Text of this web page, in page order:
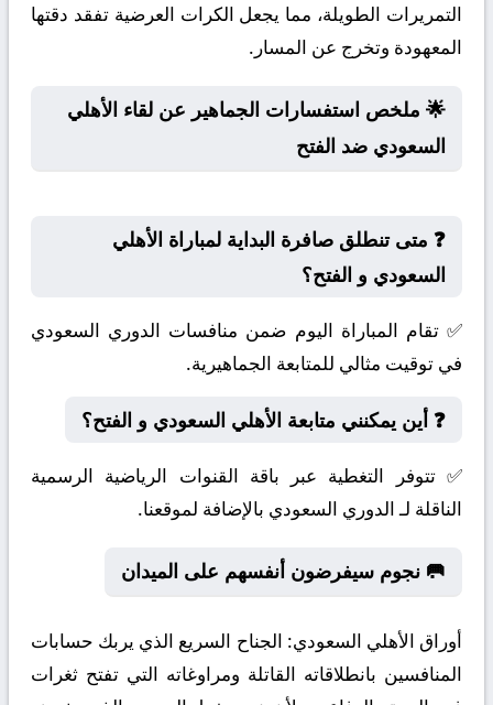
التمريرات الطويلة، مما يجعل الكرات العرضية تفقد دقتها
المعهودة وتخرج عن المسار.
🌟 ملخص استفسارات الجماهير عن لقاء الأهلي
السعودي ضد الفتح
❓ متى تنطلق صافرة البداية لمباراة الأهلي
السعودي و الفتح؟
✅ تقام المباراة اليوم ضمن منافسات الدوري السعودي
في توقيت مثالي للمتابعة الجماهيرية.
❓ أين يمكنني متابعة الأهلي السعودي و الفتح؟
✅ تتوفر التغطية عبر باقة القنوات الرياضية الرسمية
الناقلة لـ الدوري السعودي بالإضافة لموقعنا.
🥅 نجوم سيفرضون أنفسهم على الميدان
أوراق الأهلي السعودي: الجناح السريع الذي يربك حسابات
المنافسين بانطلاقاته القاتلة ومراوغاته التي تفتح ثغرات